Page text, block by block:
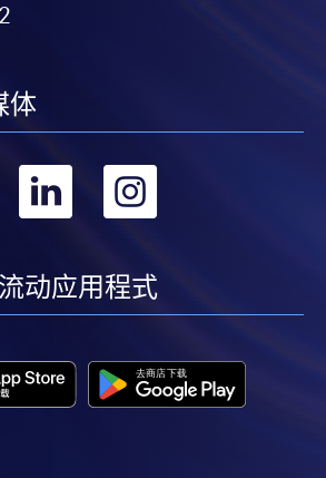
体
转
转
linkedin
动应用程式